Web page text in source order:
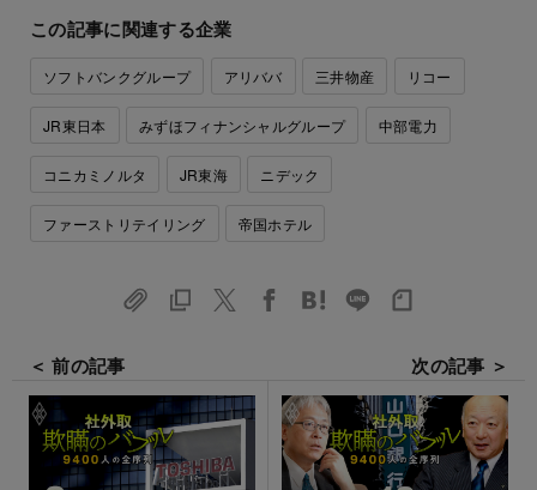
この記事に関連する企業
ソフトバンクグループ アリババ 三井物産 リコー
JR東日本 みずほフィナンシャルグループ 中部電力
コニカミノルタ JR東海 ニデック
ファーストリテイリング 帝国ホテル
＜ 前の記事 次の記事 ＞